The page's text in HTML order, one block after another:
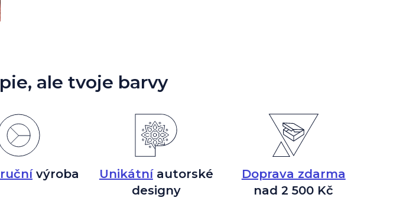
ale tvoje barvy
výroba Unikátníautorské
designy
Doprava zdarma
nad 2 500 Kč